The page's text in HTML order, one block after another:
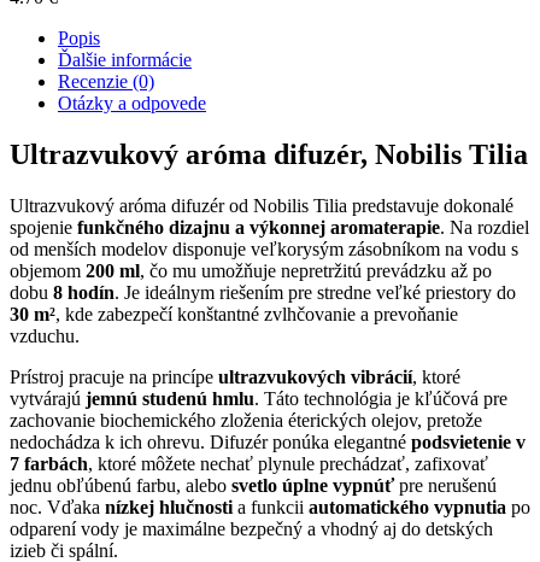
Popis
Ďalšie informácie
Recenzie (0)
Otázky a odpovede
Ultrazvukový aróma difuzér, Nobilis Tilia
Ultrazvukový aróma difuzér od Nobilis Tilia predstavuje dokonalé
spojenie funkčného dizajnu a výkonnej aromaterapie. Na rozdiel
od menších modelov disponuje veľkorysým zásobníkom na vodu s
objemom 200 ml, čo mu umožňuje nepretržitú prevádzku až po
dobu 8 hodín. Je ideálnym riešením pre stredne veľké priestory do
30 m², kde zabezpečí konštantné zvlhčovanie a prevoňanie
vzduchu.
Prístroj pracuje na princípe ultrazvukových vibrácií, ktoré
vytvárajú jemnú studenú hmlu. Táto technológia je kľúčová pre
zachovanie biochemického zloženia éterických olejov, pretože
nedochádza k ich ohrevu. Difuzér ponúka elegantné podsvietenie v
7 farbách, ktoré môžete nechať plynule prechádzať, zafixovať
jednu obľúbenú farbu, alebo svetlo úplne vypnúťpre nerušenú
noc. Vďaka nízkej hlučnosti a funkcii automatického vypnutia po
odparení vody je maximálne bezpečný a vhodný aj do detských
izieb či spální.